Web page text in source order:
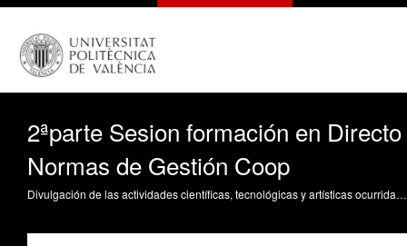
2ªparte Sesion formación en Directo
Normas de Gestión Coop
Divulgación de las actividades científicas, tecnológicas y artísticas ocurridas en los tres campus de la UPV